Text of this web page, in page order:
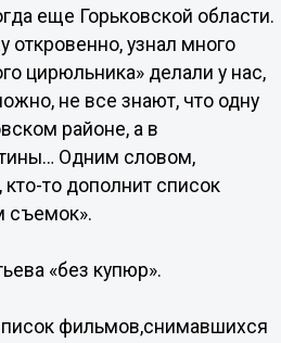
еще Горьковской области.
откровенно, узнал много
цирюльника» делали у нас,
не все знают, что одну
районе, а в
Одним словом,
то дополнит список
съемок».
«без купюр».
фильмов,снимавшихся